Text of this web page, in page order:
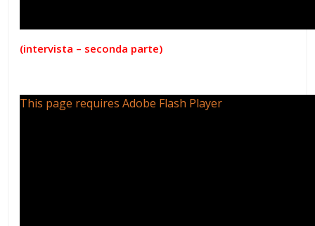
(intervista – seconda parte)
This page requires Adobe Flash Player